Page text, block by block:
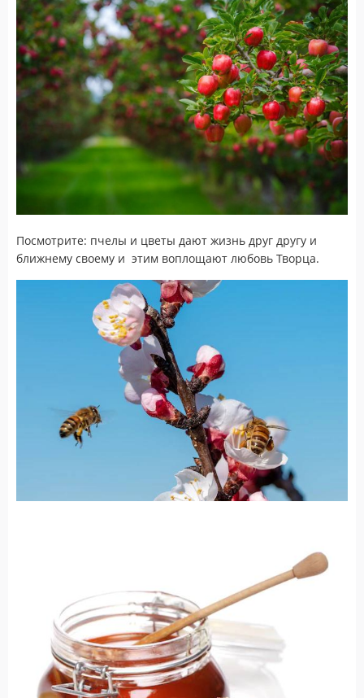
Посмотрите: пчелы и цветы дают жизнь друг другу и
ближнему своему и этим воплощают любовь Творца.